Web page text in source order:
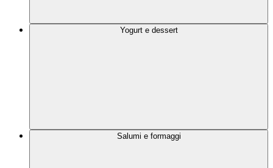
Yogurt e dessert
Salumi e formaggi